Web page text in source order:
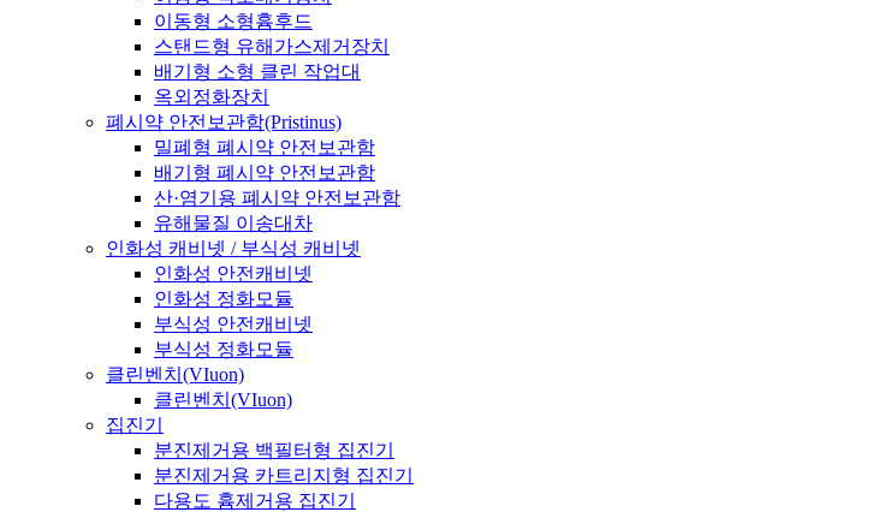
이동형 소형흄후드
스탠드형 유해가스제거장치
배기형 소형 클린 작업대
옥외정화장치
폐시약 안전보관함(Pristinus)
밀폐형 폐시약 안전보관함
배기형 폐시약 안전보관함
산·염기용 폐시약 안전보관함
유해물질 이송대차
인화성 캐비넷 / 부식성 캐비넷
인화성 안전캐비넷
인화성 정화모듈
부식성 안전캐비넷
부식성 정화모듈
클린벤치(VIuon)
클린벤치(VIuon)
집진기
분진제거용 백필터형 집진기
분진제거용 카트리지형 집진기
다용도 흄제거용 집진기